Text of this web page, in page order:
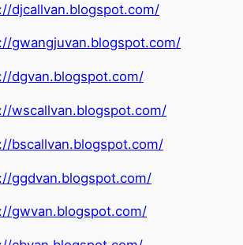
djcallvan.blogspot.com/
gwangjuvan.blogspot.com/
dgvan.blogspot.com/
wscallvan.blogspot.com/
bscallvan.blogspot.com/
ggdvan.blogspot.com/
gwvan.blogspot.com/